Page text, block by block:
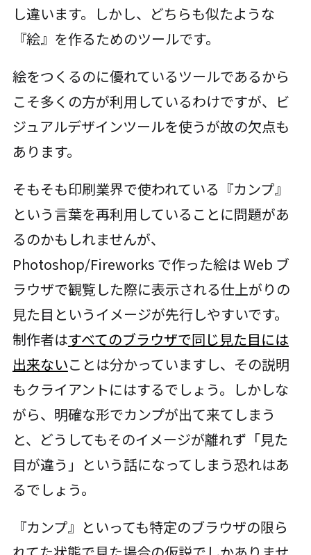
し違います。しかし、どちらも似たような
『絵』を作るためのツールです。
絵をつくるのに優れているツールであるから
こそ多くの方が利用しているわけですが、ビ
ジュアルデザインツールを使うが故の欠点も
あります。
そもそも印刷業界で使われている『カンプ』
という言葉を再利用していることに問題があ
るのかもしれませんが、
Photoshop/Fireworks で作った絵は Web ブ
ラウザで観覧した際に表示される仕上がりの
見た目というイメージが先行しやすいです。
制作者はすべてのブラウザで同じ見た目には
出来ないことは分かっていますし、その説明
もクライアントにはするでしょう。しかしな
がら、明確な形でカンプが出て来てしまう
と、どうしてもそのイメージが離れず「見た
目が違う」という話になってしまう恐れはあ
るでしょう。
『カンプ』といっても特定のブラウザの限ら